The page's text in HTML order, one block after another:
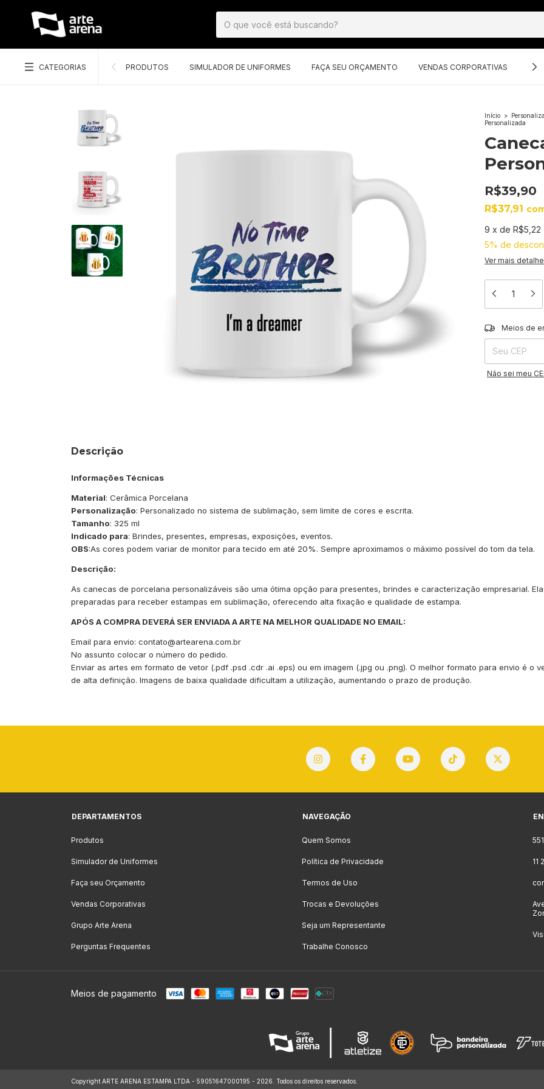
CATEGORIAS PRODUTOS SIMULADOR DE UNIFORMES FAÇA SEU ORÇAMENTO VENDAS CORPORATIVAS
Início >
Personalizada
R$39,90
R$37,91
9 x de R$5,22
5% de
Ver mais
Entregas para o
Meios de
Não sei meu
Descrição
Informações Técnicas
Material: Cerâmica Porcelana
Personalização: Personalizado no sistema de sublimação, sem limite de cores e escrita.
Tamanho: 325 ml
Indicado para: Brindes, presentes, empresas, exposições, eventos.
OBS:As cores podem variar de monitor para tecido em até 20%. Sempre aproximamos o máximo possível do tom da tela.
Descrição:
As canecas de porcelana personalizáveis são uma ótima opção para presentes, brindes e caracterização empresarial.
preparadas para receber estampas em sublimação, oferecendo alta fixação e qualidade de estampa.
APÓS A COMPRA DEVERÁ SER ENVIADA A ARTE NA MELHOR QUALIDADE NO EMAIL:
Email para envio: contato@artearena.com.br
No assunto colocar o número do pedido.
Enviar as artes em formato de vetor (.pdf .psd .cdr .ai .eps) ou em imagem (.jpg ou .png). O melhor formato para envio é o
de alta definição. Imagens de baixa qualidade dificultam a utilização, aumentando o prazo de produção.
DEPARTAMENTOS
Produtos
Simulador de Uniformes
Faça seu Orçamento
Vendas Corporativas
Grupo Arte Arena
Perguntas Frequentes
NAVEGAÇÃO
Quem Somos
Política de Privacidade
Termos de Uso
Trocas e Devoluções
Seja um Representante
Trabalhe Conosco
11
Meios de pagamento
Copyright ARTE ARENA ESTAMPA LTDA - 59051647000195 - 2026. Todos os direitos reservados.